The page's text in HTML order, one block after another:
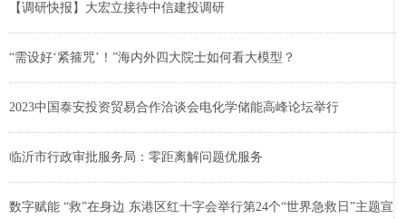
【调研快报】大宏立接待中信建投调研
“需设好‘紧箍咒’！”海内外四大院士如何看大模型？
2023中国泰安投资贸易合作洽谈会电化学储能高峰论坛举行
临沂市行政审批服务局：零距离解问题优服务
数字赋能 “救”在身边 东港区红十字会举行第24个“世界急救日”主题宣